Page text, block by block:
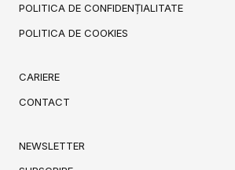
POLITICA DE CONFIDENȚIALITATE
POLITICA DE COOKIES
CARIERE
CONTACT
NEWSLETTER